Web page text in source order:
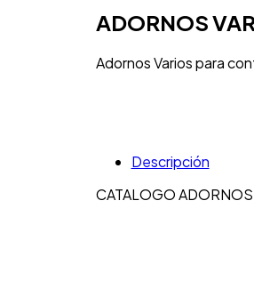
ADORNOS
Adornos Varios para
Descripción
CATALOGO ADORNOS